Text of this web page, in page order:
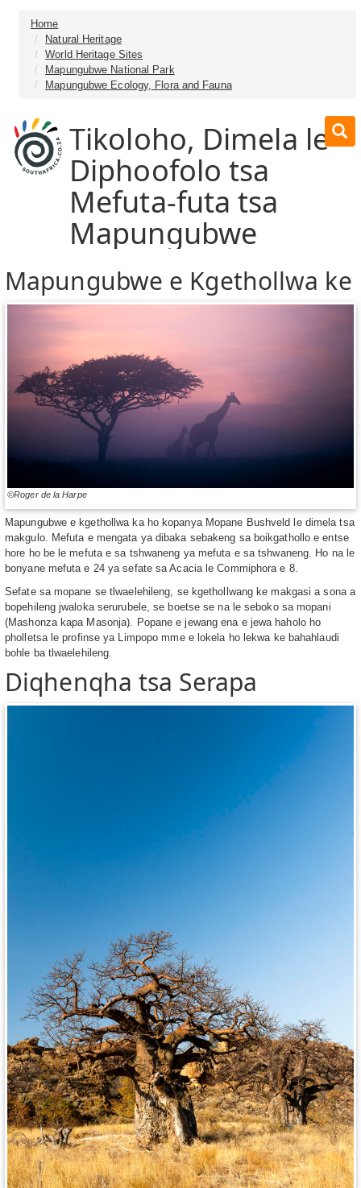
Home
Natural Heritage
World Heritage Sites
Mapungubwe National Park
Mapungubwe Ecology, Flora and Fauna
Tikoloho, Dimela le
Diphoofolo tsa
Mefuta-futa tsa
Mapungubwe
Mapungubwe e Kgethollwa ke
©Roger de la Harpe
Mapungubwe e kgethollwa ka ho kopanya Mopane Bushveld le dimela tsa
makgulo. Mefuta e mengata ya dibaka sebakeng sa boikgathollo e entse
hore ho be le mefuta e sa tshwaneng ya mefuta e sa tshwaneng. Ho na le
bonyane mefuta e 24 ya sefate sa Acacia le Commiphora e 8.
Sefate sa mopane se tlwaelehileng, se kgethollwang ke makgasi a sona a
bopehileng jwaloka serurubele, se boetse se na le seboko sa mopani
(Mashonza kapa Masonja). Popane e jewang ena e jewa haholo ho
pholletsa le profinse ya Limpopo mme e lokela ho lekwa ke bahahlaudi
bohle ba tlwaelehileng.
Diqhenqha tsa Serapa